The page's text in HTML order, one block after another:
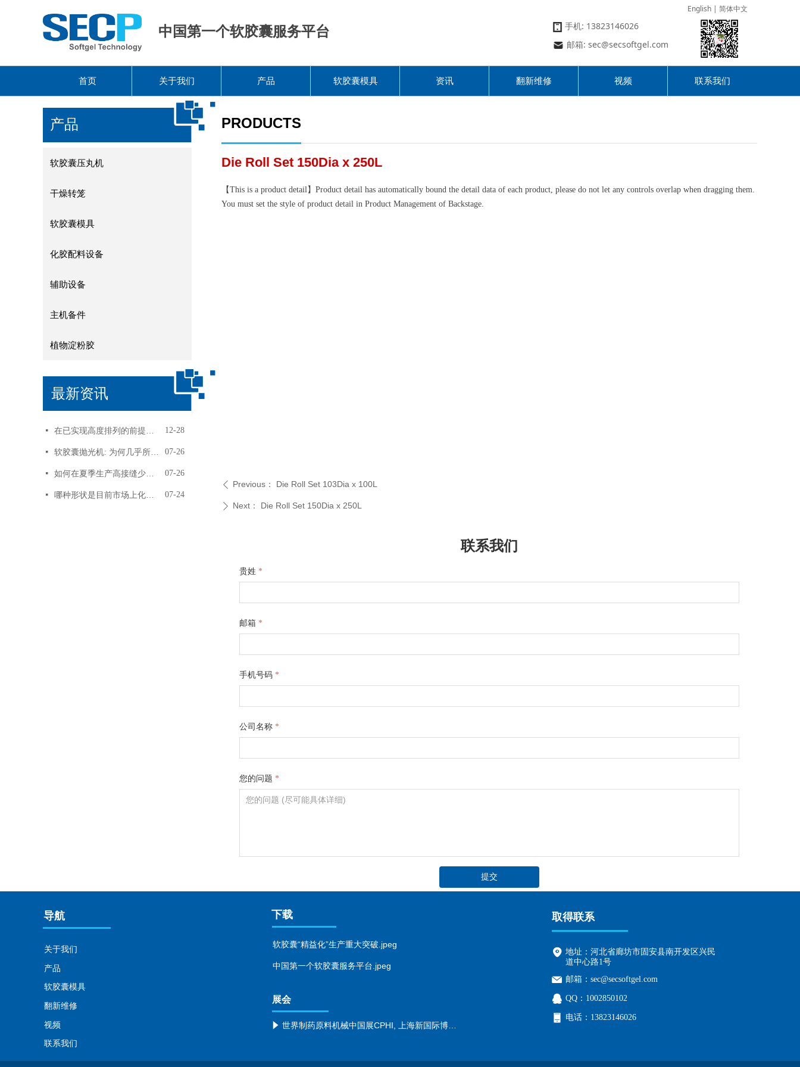
首页 关于我们 产品 软胶囊模具 资讯 翻新维修 视频 联系我们
中国第一个软胶囊服务平台
手机: 13823146026
邮箱: sec@secsoftgel.com
English | 简体中文
PRODUCTS
Die Roll Set 150Dia x 250L
【This is a product detail】Product detail has automatically bound the detail data of each product, please do not let any controls overlap when dragging them.
You must set the style of product detail in Product Management of Backstage.
ꄴ Previous： Die Roll Set 103Dia x 100L
ꄲ Next： Die Roll Set 150Dia x 250L
联系我们
贵姓 *
邮箱 *
手机号码 *
公司名称 *
您的问题 *
提交
产品
软胶囊压丸机
干燥转笼
软胶囊模具
化胶配料设备
辅助设备
主机备件
植物淀粉胶
最新资讯
12-28
넷
07-26
넷
07-26
넷
07-24
넷
下载 取得联系
地址： 河北省廊坊市固安县南开发区兴民
道中心路1号
邮箱： sec@secsoftgel.com
QQ： 1002850102
电话： 13823146026
导航
关于我们
产品
软胶囊模具
翻新维修
视频
联系我们
념
展会
软胶囊“精益化”生产重大突破.jpeg
中国第一个软胶囊服务平台.jpeg